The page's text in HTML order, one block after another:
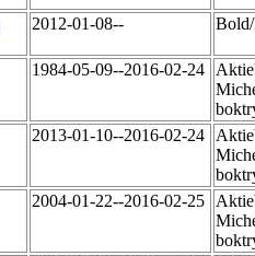
2012-01-08--
1984-05-09--2016-02-24
2013-01-10--2016-02-24
2004-01-22--2016-02-25